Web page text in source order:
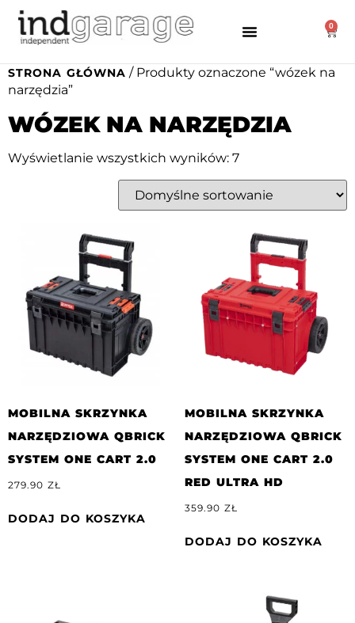
0
STRONA GŁÓWNA / Produkty oznaczone “wózek na
narzędzia”
WÓZEK NA NARZĘDZIA
Wyświetlanie wszystkich wyników: 7
MOBILNA SKRZYNKA
NARZĘDZIOWA QBRICK
SYSTEM ONE CART 2.0
279.90 ZŁ
DODAJ DO KOSZYKA
MOBILNA SKRZYNKA
NARZĘDZIOWA QBRICK
SYSTEM ONE CART 2.0
RED ULTRA HD
359.90 ZŁ
DODAJ DO KOSZYKA